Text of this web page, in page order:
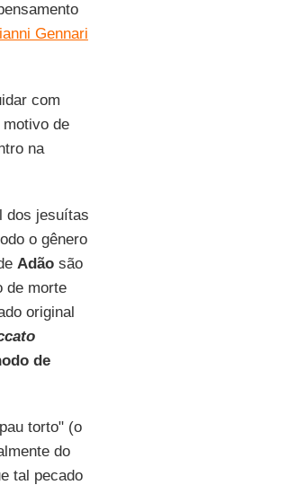
Gennari
com
de
na
dos jesuítas
o gênero
Adãosão
de morte
original
de
torto" (o
do
tal pecado